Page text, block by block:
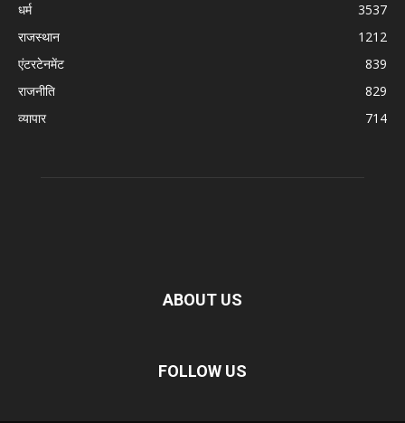
धर्म
3537
राजस्थान
1212
एंटरटेनमेंट
839
राजनीति
829
व्यापार
714
ABOUT US
FOLLOW US